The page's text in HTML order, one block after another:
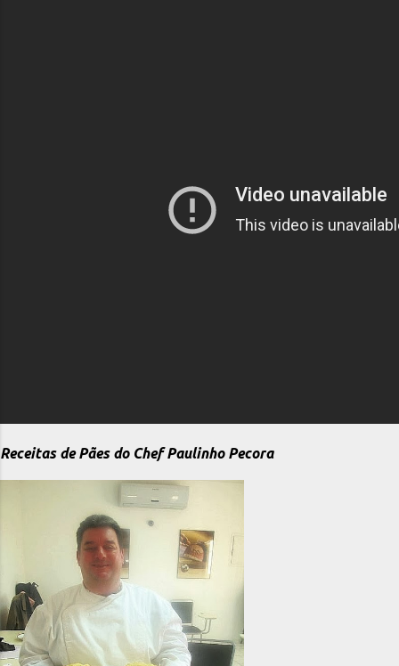
Receitas de Pães do Chef Paulinho Pecora